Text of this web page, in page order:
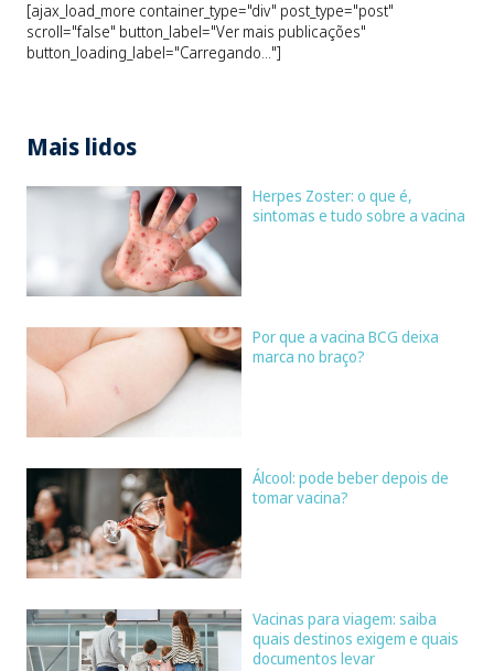
[ajax_load_more container_type="div" post_type="post"
scroll="false" button_label="Ver mais publicações"
button_loading_label="Carregando..."]
Mais lidos
Herpes Zoster: o que é,
sintomas e tudo sobre a vacina
Por que a vacina BCG deixa
marca no braço?
Álcool: pode beber depois de
tomar vacina?
Vacinas para viagem: saiba
quais destinos exigem e quais
documentos levar